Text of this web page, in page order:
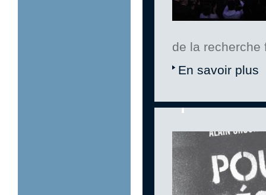
de la
En savoir plus